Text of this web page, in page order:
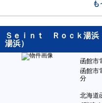
も
Ｓｅｉｎｔ Ｒｏｃｋ湯浜
湯浜）
函館市
函館市
分
北海道